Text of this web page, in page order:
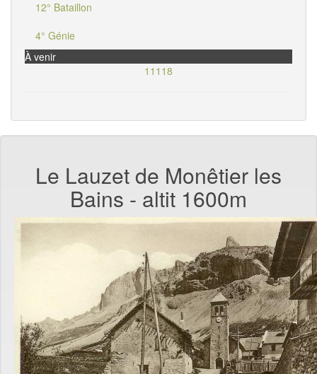
12° Bataillon
4° Génie
À venir
11118
Le Lauzet de Monêtier les
Bains - altit 1600m